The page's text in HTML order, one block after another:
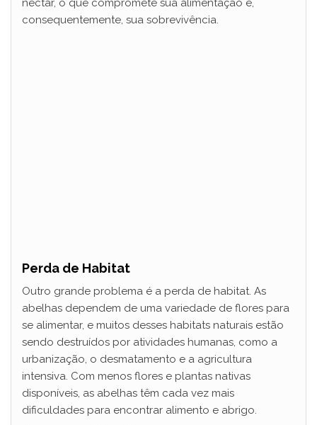
néctar, o que compromete sua alimentação e,
consequentemente, sua sobrevivência.
Perda de Habitat
Outro grande problema é a perda de habitat. As
abelhas dependem de uma variedade de flores para
se alimentar, e muitos desses habitats naturais estão
sendo destruídos por atividades humanas, como a
urbanização, o desmatamento e a agricultura
intensiva. Com menos flores e plantas nativas
disponíveis, as abelhas têm cada vez mais
dificuldades para encontrar alimento e abrigo.